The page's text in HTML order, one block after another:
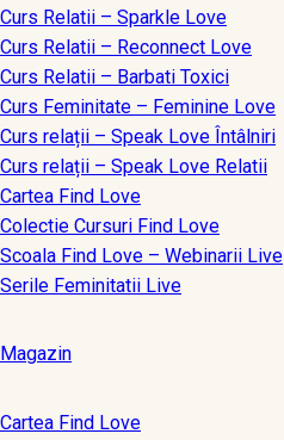
Curs Relatii – Sparkle Love
Curs Relatii – Reconnect Love
Curs Relatii – Barbati Toxici
Curs Feminitate – Feminine Love
Curs relații – Speak Love Întâlniri
Curs relații – Speak Love Relatii
Cartea Find Love
Colectie Cursuri Find Love
Scoala Find Love – Webinarii Live
Serile Feminitatii Live
Magazin
Cartea Find Love